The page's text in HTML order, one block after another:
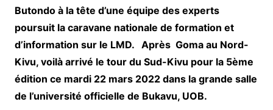
Butondo à la tête d’une équipe des experts
poursuit la caravane nationale de formation et
d’information sur le LMD. Après Goma au Nord-
Kivu, voilà arrivé le tour du Sud-Kivu pour la 5ème
édition ce mardi 22 mars 2022 dans la grande salle
de l’université officielle de Bukavu, UOB.